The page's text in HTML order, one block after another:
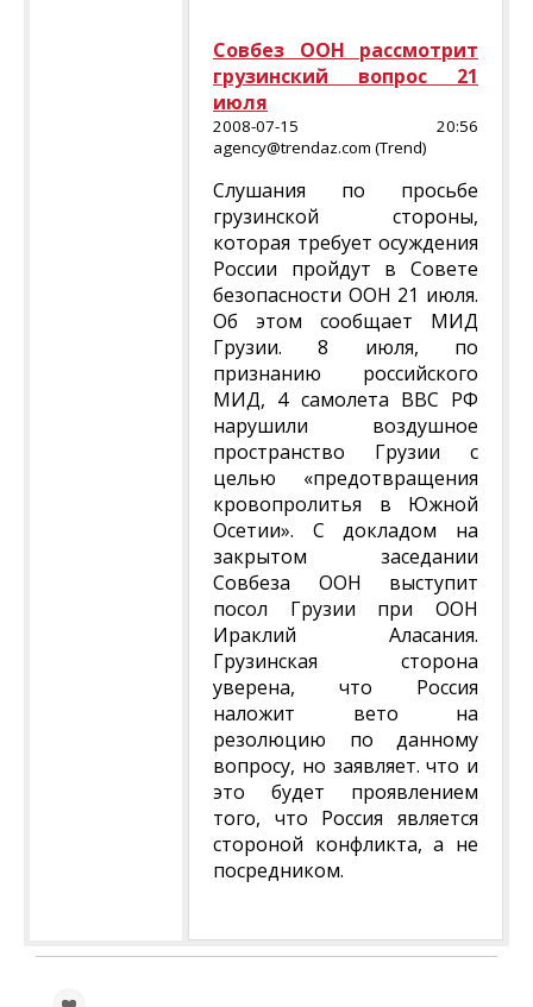
Совбез ООН рассмотрит
грузинский вопрос 21
июля
2008-07-15 20:56
agency@trendaz.com (Trend)
Слушания по просьбе
грузинской стороны,
которая требует осуждения
России пройдут в Совете
безопасности ООН 21 июля.
Об этом сообщает МИД
Грузии. 8 июля, по
признанию российского
МИД, 4 самолета ВВС РФ
нарушили воздушное
пространство Грузии с
целью «предотвращения
кровопролитья в Южной
Осетии». С докладом на
закрытом заседании
Совбеза ООН выступит
посол Грузии при ООН
Ираклий Аласания.
Грузинская сторона
уверена, что Россия
наложит вето на
резолюцию по данному
вопросу, но заявляет. что и
это будет проявлением
того, что Россия является
стороной конфликта, а не
посредником.